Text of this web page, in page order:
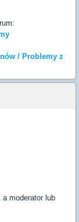
/ Problemy z
moderator lub